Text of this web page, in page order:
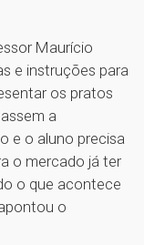
Maurício
e instruções para
os pratos
a
e o aluno precisa
o mercado já ter
o que acontece
o